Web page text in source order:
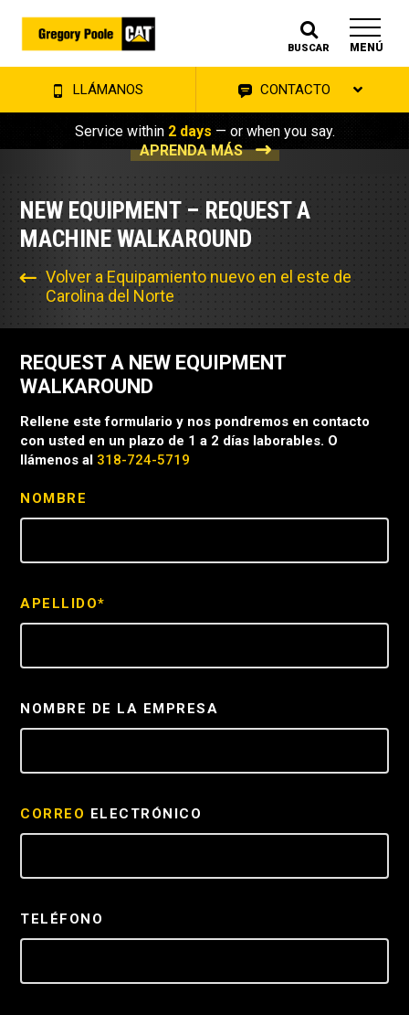
BUSCAR MENÚ
LLÁMANOS CONTACTO
Service within 2 days — or when you say.
APRENDA MÁS
NEW EQUIPMENT – REQUEST A
MACHINE WALKAROUND
Volver a Equipamiento nuevo en el este de
Carolina del Norte
REQUEST A NEW EQUIPMENT
WALKAROUND
Rellene este formulario y nos pondremos en contacto
con usted en un plazo de 1 a 2 días laborables. O
llámenos al 318-724-5719
NOMBRE
APELLIDO*
NOMBRE DE LA EMPRESA
CORREO ELECTRÓNICO
TELÉFONO